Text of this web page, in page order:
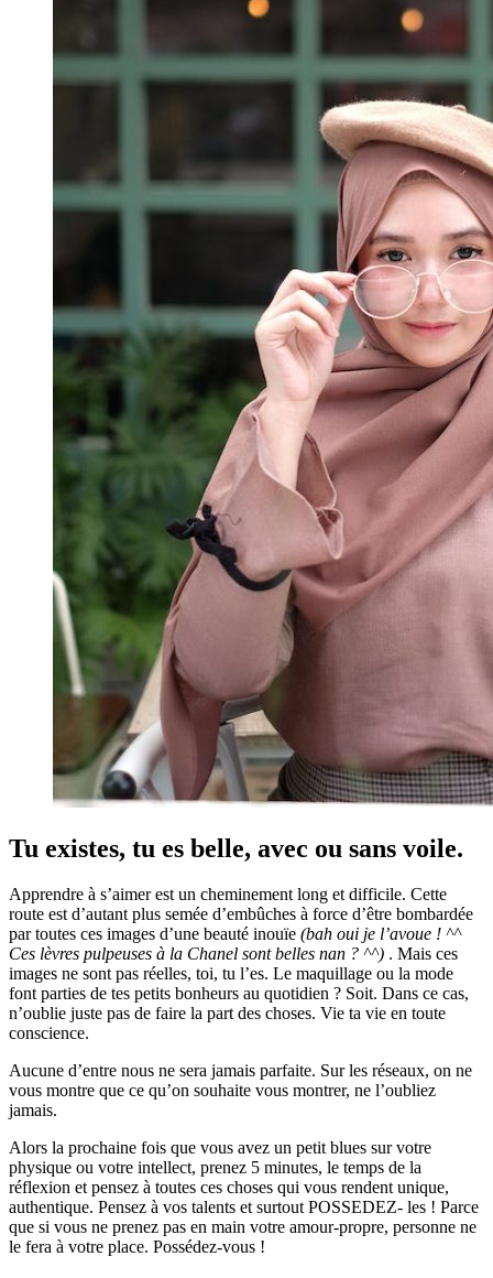
Tu existes, tu es belle, avec ou sans voile.
Apprendre à s’aimer est un cheminement long et difficile. Cette
route est d’autant plus semée d’embûches à force d’être bombardée
par toutes ces images d’une beauté inouïe (bah oui je l’avoue ! ^^
Ces lèvres pulpeuses à la Chanel sont belles nan ? ^^) . Mais ces
images ne sont pas réelles, toi, tu l’es. Le maquillage ou la mode
font parties de tes petits bonheurs au quotidien ? Soit. Dans ce cas,
n’oublie juste pas de faire la part des choses. Vie ta vie en toute
conscience.
Aucune d’entre nous ne sera jamais parfaite. Sur les réseaux, on ne
vous montre que ce qu’on souhaite vous montrer, ne l’oubliez
jamais.
Alors la prochaine fois que vous avez un petit blues sur votre
physique ou votre intellect, prenez 5 minutes, le temps de la
réflexion et pensez à toutes ces choses qui vous rendent unique,
authentique. Pensez à vos talents et surtout POSSEDEZ- les ! Parce
que si vous ne prenez pas en main votre amour-propre, personne ne
le fera à votre place. Possédez-vous !